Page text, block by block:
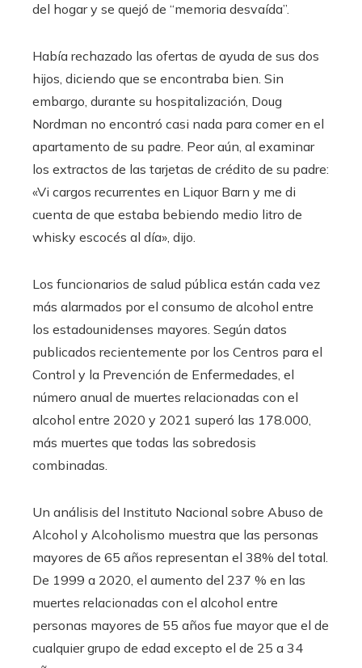
del hogar y se quejó de “memoria desvaída”.
Había rechazado las ofertas de ayuda de sus dos
hijos, diciendo que se encontraba bien. Sin
embargo, durante su hospitalización, Doug
Nordman no encontró casi nada para comer en el
apartamento de su padre. Peor aún, al examinar
los extractos de las tarjetas de crédito de su padre:
«Vi cargos recurrentes en Liquor Barn y me di
cuenta de que estaba bebiendo medio litro de
whisky escocés al día», dijo.
Los funcionarios de salud pública están cada vez
más alarmados por el consumo de alcohol entre
los estadounidenses mayores. Según datos
publicados recientemente por los Centros para el
Control y la Prevención de Enfermedades, el
número anual de muertes relacionadas con el
alcohol entre 2020 y 2021 superó las 178.000,
más muertes que todas las sobredosis
combinadas.
Un análisis del Instituto Nacional sobre Abuso de
Alcohol y Alcoholismo muestra que las personas
mayores de 65 años representan el 38% del total.
De 1999 a 2020, el aumento del 237 % en las
muertes relacionadas con el alcohol entre
personas mayores de 55 años fue mayor que el de
cualquier grupo de edad excepto el de 25 a 34